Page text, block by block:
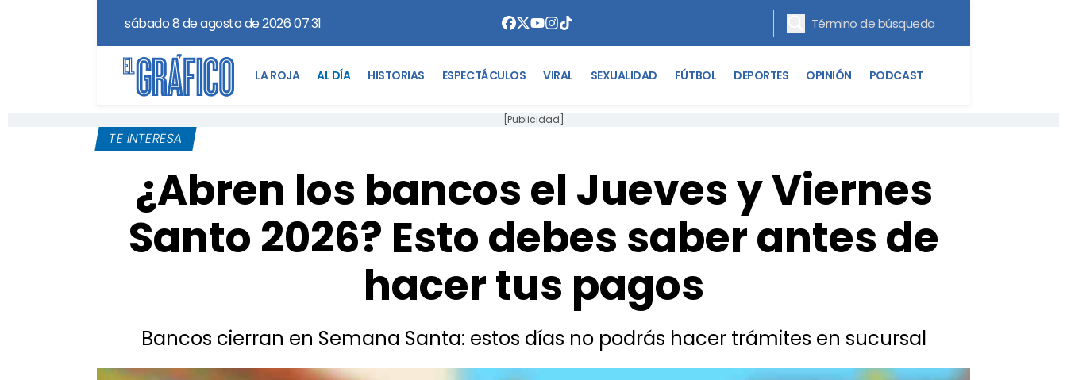
sábado 8 de agosto de 2026 07:31
LA ROJA AL DÍA HISTORIAS ESPECTÁCULOS VIRAL SEXUALIDAD FÚTBOL DEPORTES OPINIÓN PODCAST
[Publicidad]
TE INTERESA
¿Abren los bancos el Jueves y Viernes
Santo 2026? Esto debes saber antes de
hacer tus pagos
Bancos cierran en Semana Santa: estos días no podrás hacer trámites en sucursal